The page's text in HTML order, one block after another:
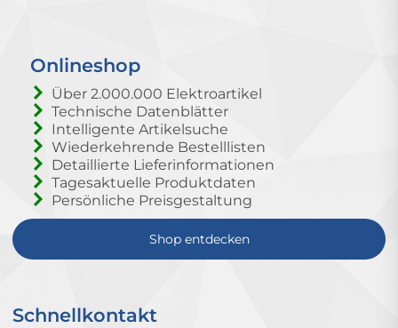
Onlineshop
Über 2.000.000 Elektroartikel
Technische Datenblätter
Intelligente Artikelsuche
Wiederkehrende Bestelllisten
Detaillierte Lieferinformationen
Tagesaktuelle Produktdaten
Persönliche Preisgestaltung
Shop entdecken
Schnellkontakt